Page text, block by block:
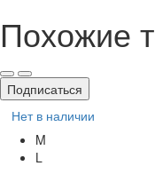
Похожие
Подписаться
Нет в наличии
M
L